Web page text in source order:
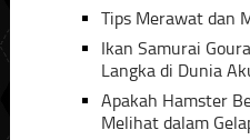
Tips Merawat dan
Ikan Samurai
Langka di Dunia
Apakah Hamster
Melihat dalam